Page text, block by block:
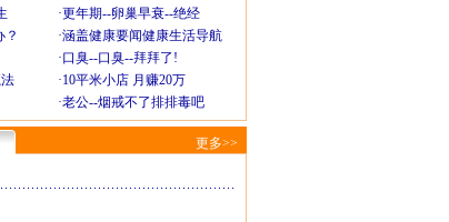
·更年期--卵巢早衰--绝经
？ ·涵盖健康要闻健康生活导航
·口臭--口臭--拜拜了!
·10平米小店 月赚20万
·老公--烟戒不了排排毒吧
更多>>